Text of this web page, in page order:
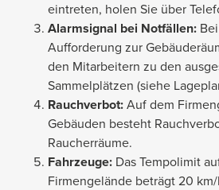
eintreten, holen Sie über
Alarmsignal bei Notfällen:
Aufforderung zur
den Mitarbeitern zu den
Sammelplätzen (siehe
Rauchverbot: Auf dem
Gebäuden besteht
Raucherräume.
Fahrzeuge: Das Tempolimit
Firmengelände beträgt 20